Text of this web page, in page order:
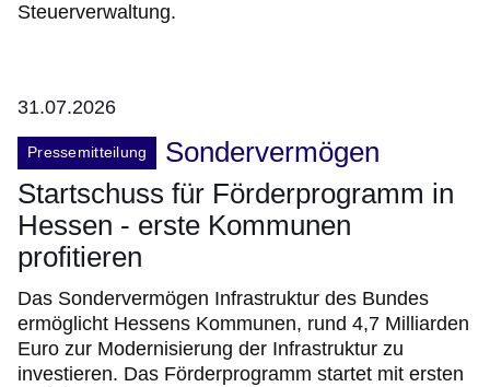
Steuerverwaltung.
31.07.2026
Pressemitteilung
Sondervermögen
Startschuss für Förderprogramm in
Hessen - erste Kommunen
profitieren
Das Sondervermögen Infrastruktur des Bundes
ermöglicht Hessens Kommunen, rund 4,7 Milliarden
Euro zur Modernisierung der Infrastruktur zu
investieren. Das Förderprogramm startet mit ersten